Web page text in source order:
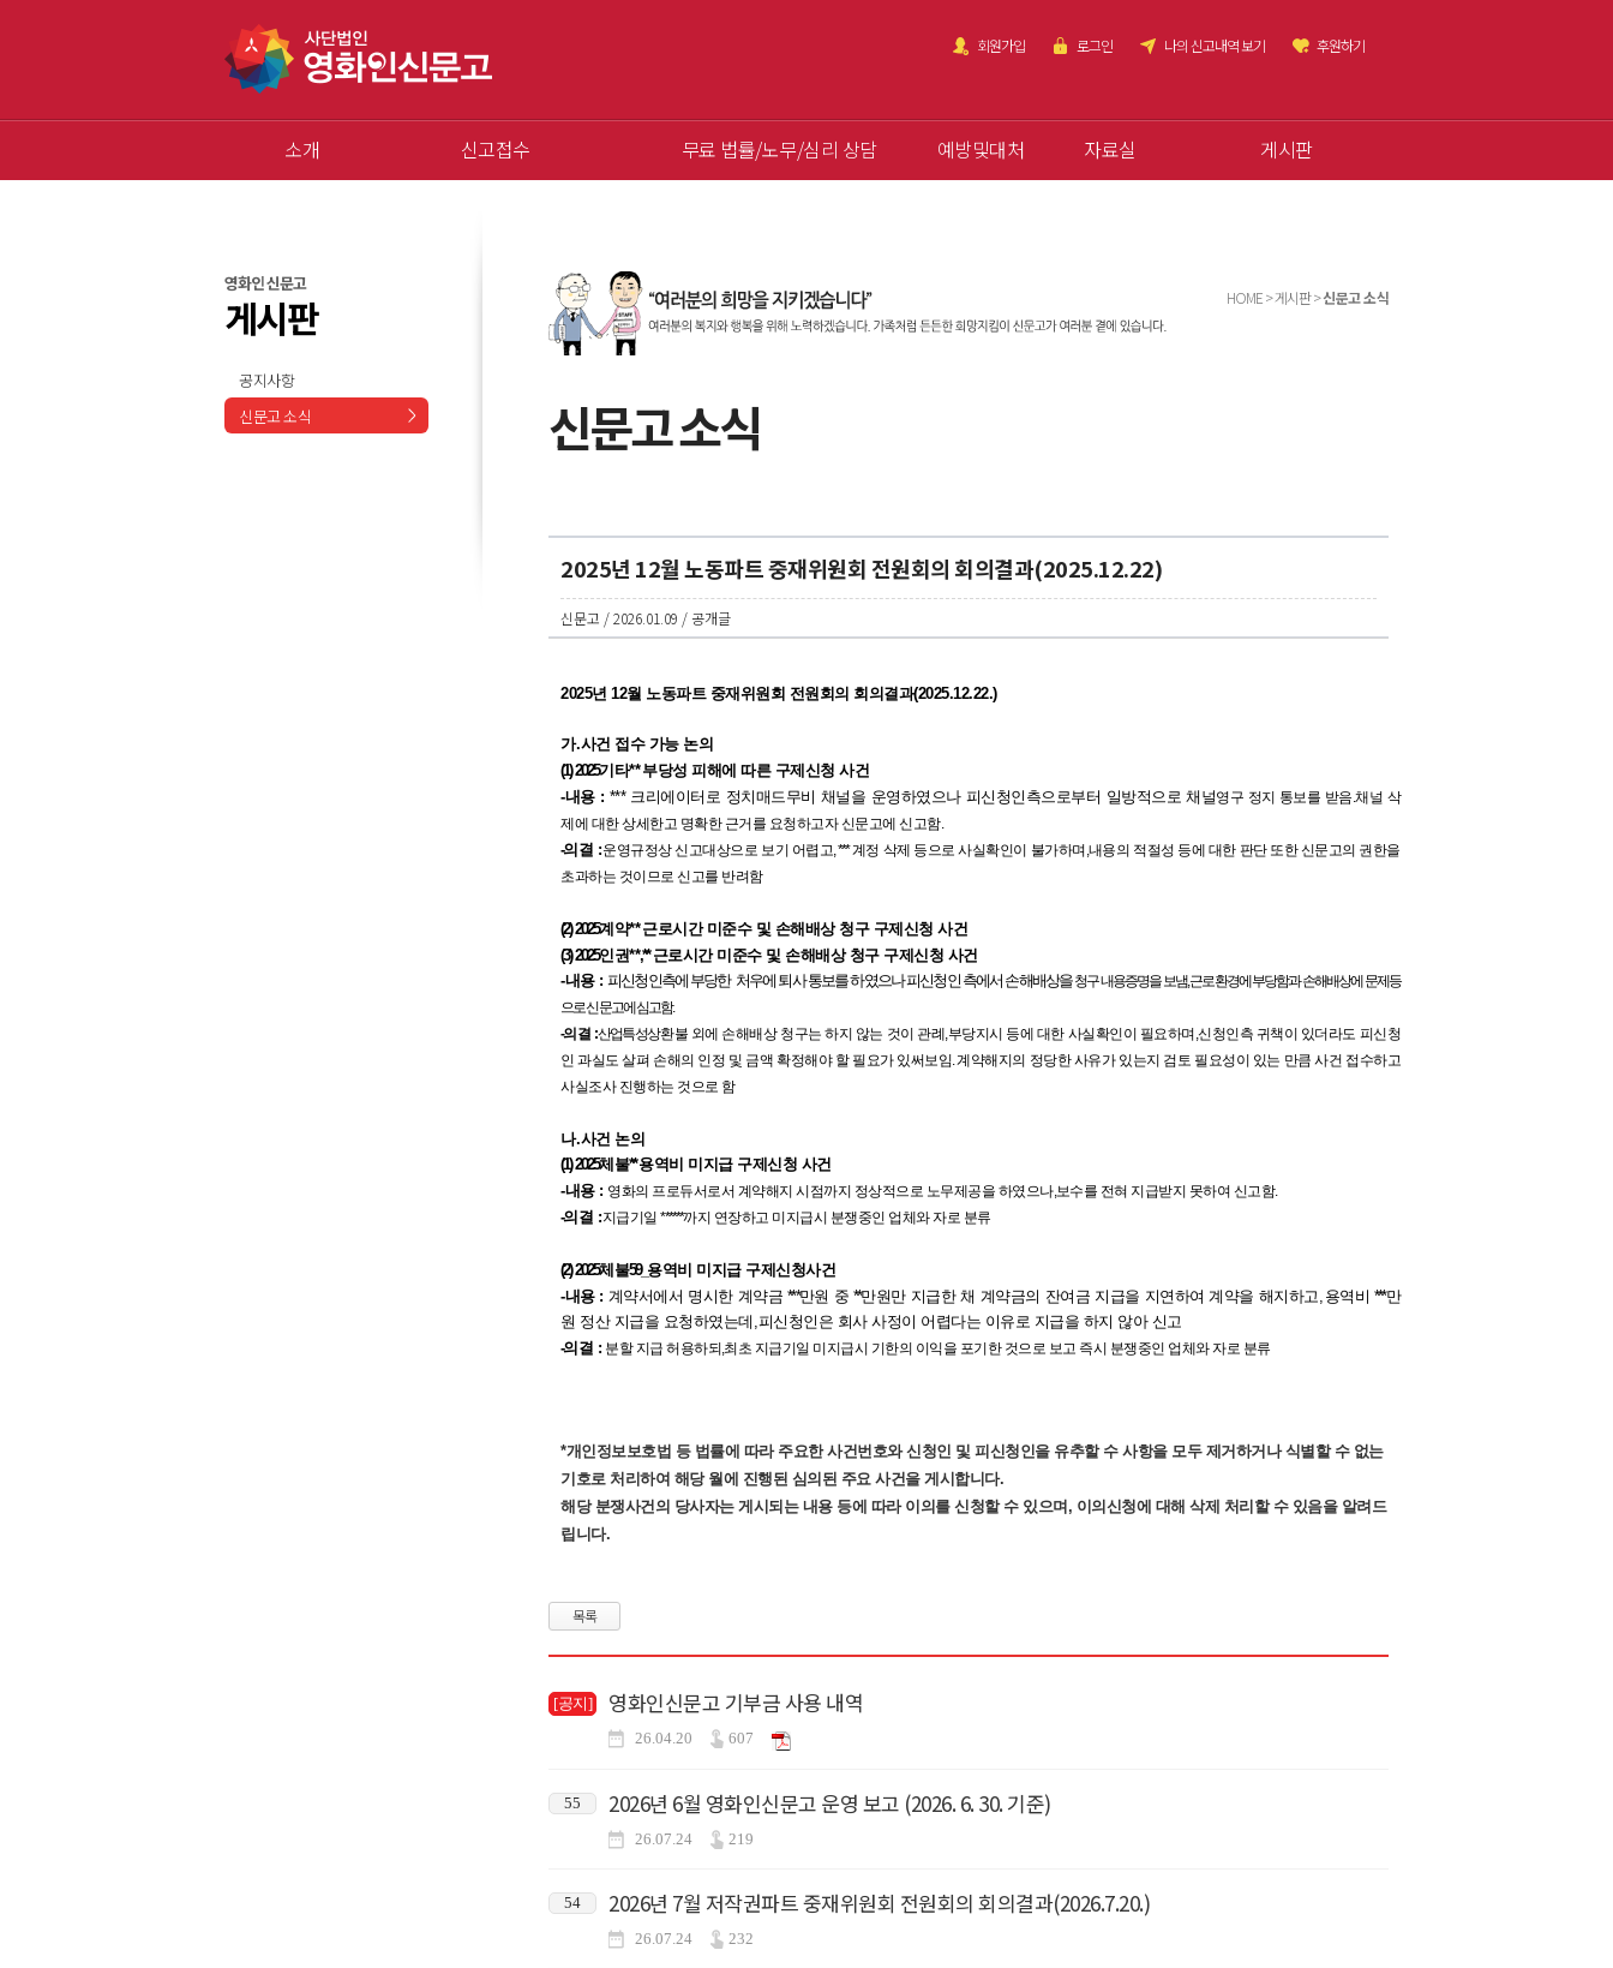
회원가입 로그인 나의 신고내역 보기 후원하기
소개 신고접수 무료 법률/노무/심리 상담 예방및대처 자료실 게시판
영화인 신문고
게시판
공지사항
신문고 소식
HOME > 게시판 >신문고 소식
신문고 소식
2025년 12월 노동파트 중재위원회 전원회의 회의결과(2025.12.22)
신문고 / 2026.01.09 / 공개글
2025년 12월 노동파트 중재위원회 전원회의 회의결과(2025.12.22.)
가.사건 접수 가능 논의
(1) 2025기타**부당성 피해에 따른 구제신청 사건
-내용 : *** 크리에이터로 정치매드무비 채널을 운영하였으나 피신청인측으로부터 일방적으로 채널영구 정지 통보를 받음.채널 삭
제 에 대한 상세한고 명확한 근거를 요청하고자 신문고에 신고함.
-의결 :운영규정상 신고대상으로 보기 어렵고, ***계정 삭제 등으로 사실확인이 불가하며 ,내용의 적절성 등에 대한 판단 또한 신문고의 권한을
초과하는 것이므로 신고를 반려함
(2) 2025계약**근로시간 미준수 및 손해배상 청구 구제신청 사건
(3) 2025인권**,**근로시간 미준수 및 손해배상 청구 구제신청 사건
-내용 : 피신청인측에 부당한 처우에 퇴사 통보를 하였으나 피신청인 측에서 손해배상을청구 내용증명을 보냄,근로환경에 부당함과 손해배상에 문제등
으로 신문고에 심고함.
-의결 :산업특성상환불 외에 손해배상 청구는 하지 않는 것이 관례 ,부당지시 등에 대한 사실확인이 필요하며 ,신청인측 귀책이 있더라도 피신청
인 과실도 살펴 손해의 인정 및 금액 확정해야 할 필요가 있써보임.계약해지의 정당한 사유가 있는지 검토 필요성이 있는 만큼사건 접수하고
사실조사 진행하는 것으로 함
나.사건 논의
(1) 2025체불**용역비 미지급 구제신청 사건
-내용 : 영화의 프로듀서로서 계약해지 시점까지 정상적으로 노무제공을 하였으나,보수를 전혀 지급받지 못하여 신고함.
-의결 :지급기일******까지 연장하고 미지급시 분쟁중인 업체와 자로 분류
(2) 2025체불59_ 용역비 미지급 구제신청사건
-내용 : 계약서에서 명시한 계약금***만원 중**만원만 지급한 채 계약금의 잔여금 지급을 지연하여 계약을 해지하고, 용역비***만
원 정산 지급을 요청하였는데 ,피신청인은 회사 사정이 어렵다는 이유로 지급을 하지 않아 신고
-의결 : 분할 지급 허용하되 ,최초 지급기일 미지급시 기한의 이익을 포기한 것으로 보고 즉시 분쟁중인 업체와 자로 분류
*개인정보보호법 등 법률에 따라 주요한 사건번호와 신청인 및 피신청인을 유추할 수 사항을 모두 제거하거나 식별할 수 없는
기호로 처리하여 해당 월에 진행된 심의된 주요 사건을 게시합니다.
해당 분쟁사건의 당사자는 게시되는 내용 등에 따라 이의를 신청할 수 있으며, 이의신청에 대해 삭제 처리할 수 있음을 알려드
립니다.
목록
[공지] 영화인신문고 기부금 사용 내역
26.04.20 607
55 2026년 6월 영화인신문고 운영 보고 (2026. 6. 30. 기준)
26.07.24 219
54 2026년 7월 저작권파트 중재위원회 전원회의 회의결과(2026.7.20.)
26.07.24 232